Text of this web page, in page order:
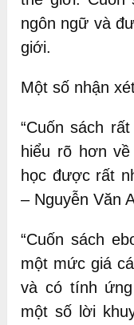
ngôn ngữ và
giới.
Một số nhận
“Cuốn sách
hiểu rõ hơn
học được rất
– Nguyễn Văn
“Cuốn sách
một mức giá
và có tính
một số lời